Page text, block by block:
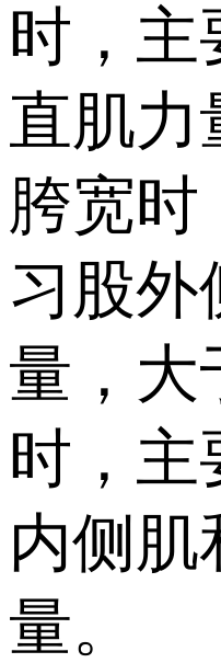
时，主
直肌力
胯宽时
习股外
量，大
时，主
内侧肌
量。